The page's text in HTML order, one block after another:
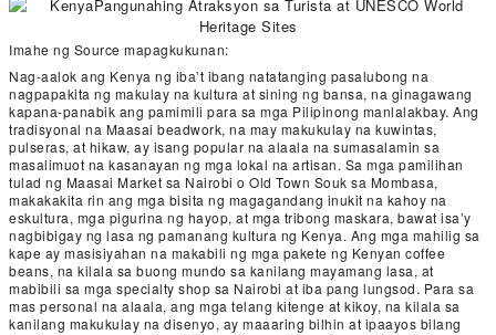
Imahe ng Source mapagkukunan:
Nag-aalok ang Kenya ng iba’t ibang natatanging pasalubong na
nagpapakita ng makulay na kultura at sining ng bansa, na ginagawang
kapana-panabik ang pamimili para sa mga Pilipinong manlalakbay. Ang
tradisyonal na Maasai beadwork, na may makukulay na kuwintas,
pulseras, at hikaw, ay isang popular na alaala na sumasalamin sa
masalimuot na kasanayan ng mga lokal na artisan. Sa mga pamilihan
tulad ng Maasai Market sa Nairobi o Old Town Souk sa Mombasa,
makakakita rin ang mga bisita ng magagandang inukit na kahoy na
eskultura, mga pigurina ng hayop, at mga tribong maskara, bawat isa’y
nagbibigay ng lasa ng pamanang kultura ng Kenya. Ang mga mahilig sa
kape ay masisiyahan na makabili ng mga pakete ng Kenyan coffee
beans, na kilala sa buong mundo sa kanilang mayamang lasa, at
mabibili sa mga specialty shop sa Nairobi at iba pang lungsod. Para sa
mas personal na alaala, ang mga telang kitenge at kikoy, na kilala sa
kanilang makukulay na disenyo, ay maaaring bilhin at ipaayos bilang